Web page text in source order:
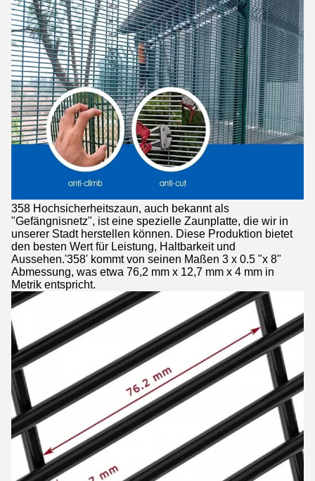
358 Hochsicherheitszaun, auch bekannt als
"Gefängnisnetz", ist eine spezielle Zaunplatte, die wir in
unserer Stadt herstellen können. Diese Produktion bietet
den besten Wert für Leistung, Haltbarkeit und
Aussehen.'358' kommt von seinen Maßen 3 x 0.5 "x 8"
Abmessung, was etwa 76,2 mm x 12,7 mm x 4 mm in
Metrik entspricht.